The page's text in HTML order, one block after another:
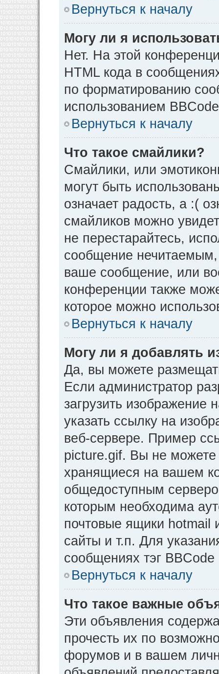
Вернуться к началу
Могу ли я
Нет. На этой
HTML кода в
по форматированию
использованием
Вернуться к началу
Что такое смайлики?
Смайлики, или
могут быть
означает радость, а :(
смайликов можно
не перестарайтесь,
сообщение нечитаемым,
ваше сообщение, или
конференции также
которое можно
Вернуться к началу
Могу ли я добавлять
Да, вы можете
Если администратор
загрузить
указать ссылку на
веб-сервере. Пример
picture.gif. Вы не можете
хранящиеся на вашем
общедоступным
которым необходима
почтовые ящики
сайты и т.п. Для
сообщениях тэг BBCode
Вернуться к началу
Что такое важные
Эти объявления
прочесть их по
форумов и в вашем